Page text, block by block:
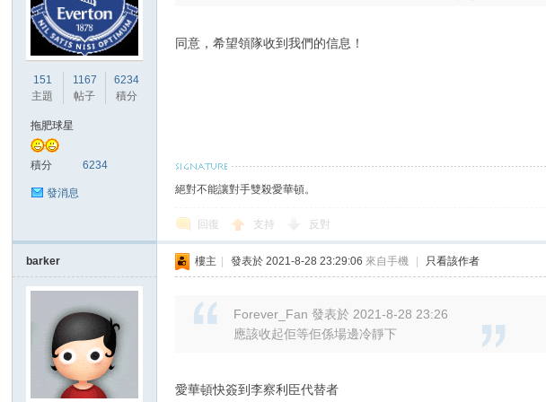
151
主題
1167
帖子
6234
積分
拖肥球星
積分 6234
發消息
同意，希望領隊收到我們的信息！
絕對不能讓對手雙殺愛華頓。
回復 支持 反對
barker 樓主 發表於 2021-8-28 23:29:06 來自手機 只看該作者
Forever_Fan 發表於 2021-8-28 23:26
應該收起佢等佢係場邊冷靜下
愛華頓快簽到李察利臣代替者